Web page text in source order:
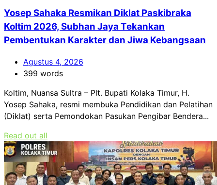
Yosep Sahaka Resmikan Diklat Paskibraka
Koltim 2026, Subhan Jaya Tekankan
Pembentukan Karakter dan Jiwa Kebangsaan
Agustus 4, 2026
399 words
Koltim, Nuansa Sultra – Plt. Bupati Kolaka Timur, H.
Yosep Sahaka, resmi membuka Pendidikan dan Pelatihan
(Diklat) serta Pemondokan Pasukan Pengibar Bendera...
Read out all